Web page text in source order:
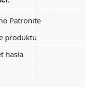
Patronite
produktu
hasła